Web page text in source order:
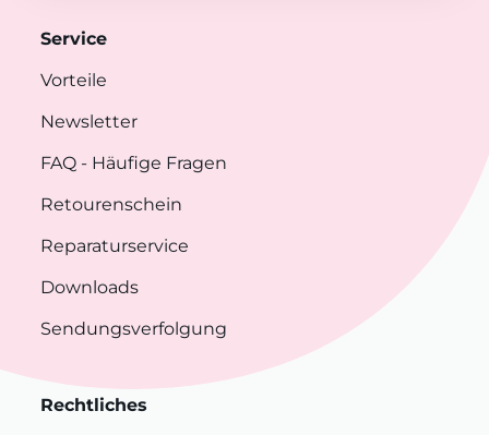
Service
Vorteile
Newsletter
FAQ - Häufige Fragen
Retourenschein
Reparaturservice
Downloads
Sendungsverfolgung
Rechtliches